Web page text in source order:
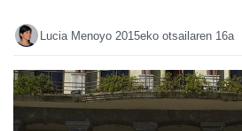
Lucia Menoyo 2015eko otsailaren 16a